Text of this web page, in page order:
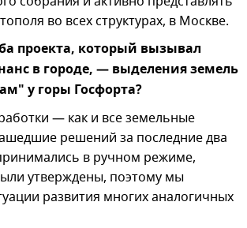
во всех структурах, в Москве.
проекта, который вызывал
в городе, — выделения земель
у горы Госфорта?
— как и все земельные
решений за последние два
в ручном режиме,
утверждены, поэтому мы
развития многих аналогичных